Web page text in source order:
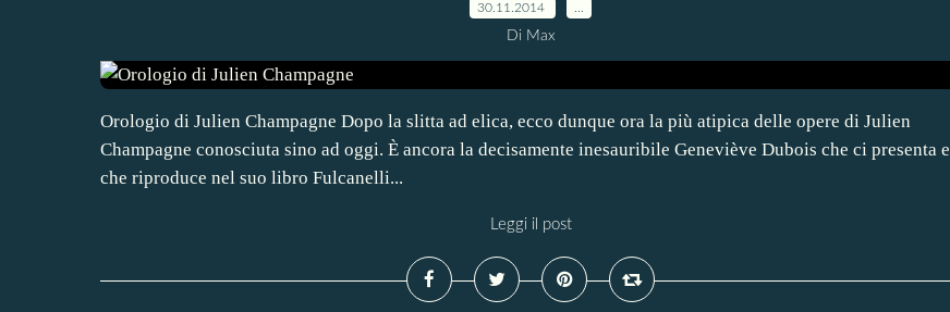
30.11.2014
Di Max
Orologio di Julien Champagne Dopo la slitta ad elica, ecco dunque ora la più atipica delle opere di Julien
Champagne conosciuta sino ad oggi. È ancora la decisamente inesauribile Geneviève Dubois che ci presenta e
che riproduce nel suo libro Fulcanelli...
Leggi il post